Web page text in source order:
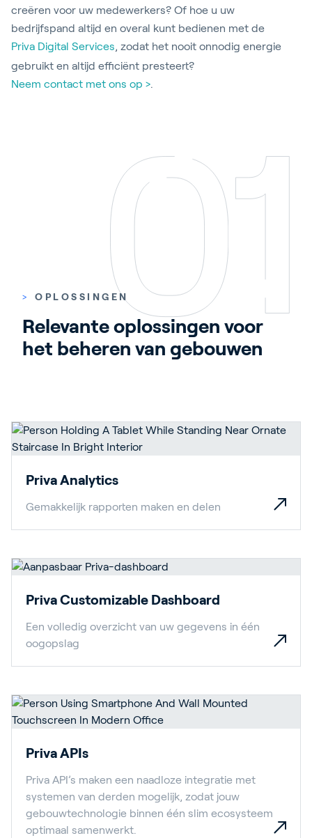
creëren voor uw medewerkers? Of hoe u uw
bedrijfspand altijd en overal kunt bedienen met de
Priva Digital Services, zodat het nooit onnodig energie
gebruikt en altijd efficiënt presteert?
Neem contact met ons op >
> OPLOSSINGEN
Relevante oplossingen voor
het beheren van gebouwen
Priva Analytics
Gemakkelijk rapporten maken en delen
Priva Customizable Dashboard
Een volledig overzicht van uw gegevens in één
oogopslag
Priva APIs
Priva API’s maken een naadloze integratie met
systemen van derden mogelijk, zodat jouw
gebouwtechnologie binnen één slim ecosysteem
optimaal samenwerkt.